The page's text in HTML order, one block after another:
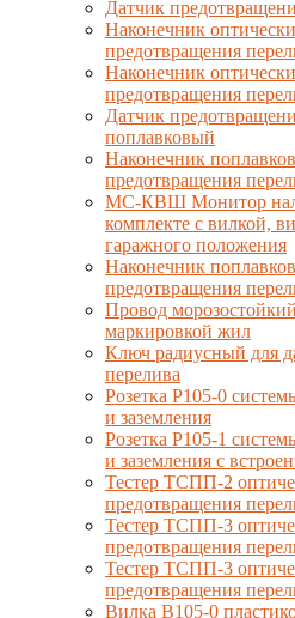
Датчик
Наконечник
предотвращения
Наконечник
предотвращения
Датчик
поплавковый
Наконечник
предотвращения
МС-КВШ Монитор
комплекте с вилкой,
гаражного положения
Наконечник
предотвращения
Провод
маркировкой жил
Ключ радиусный для
перелива
Розетка Р105-0
и заземления
Розетка Р105-1
и заземления с
Тестер ТСПП-2
предотвращения
Тестер ТСПП-3
предотвращения
Тестер ТСПП-3
предотвращения
Вилка В105-0